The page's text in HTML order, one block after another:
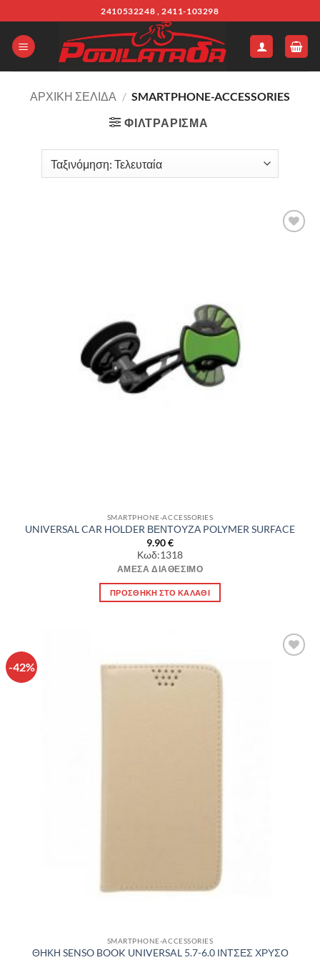
στο
περιεχόμενο
2410532248 , 2411-103298
ΑΡΧΙΚΉ ΣΕΛΊΔΑ / SMARTPHONE-ACCESSORIES
ΦΙΛΤΡΆΡΙΣΜΑ
SMARTPHONE-ACCESSORIES
UNIVERSAL CAR HOLDER ΒΕΝΤΟΥΖΑ POLYMER SURFACE
9.90€
Κωδ:1318
ΆΜΕΣΑ ΔΙΑΘΈΣΙΜΟ
ΠΡΟΣΘΉΚΗ ΣΤΟ ΚΑΛΆΘΙ
-42%
SMARTPHONE-ACCESSORIES
ΘΗΚΗ SENSO BOOK UNIVERSAL 5.7-6.0 ΙΝΤΣΕΣ ΧΡΥΣΟ